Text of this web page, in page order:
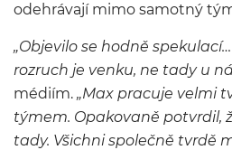
odehrávají mimo samotný
„Objevilo se hodně
rozruch je venku, ne tady u
médiím. „Max pracuje velmi
týmem. Opakovaně potvrdil,
tady. Všichni společně tvrdě